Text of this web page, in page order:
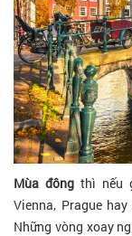
Mùa đông thì nếu
Vienna, Prague
Những vòng xoay